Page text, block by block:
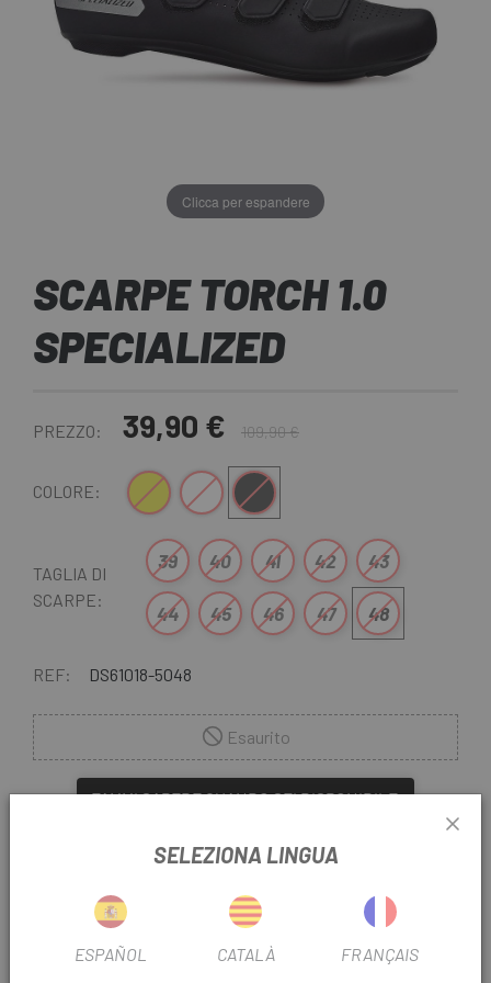
Clicca per espandere
SCARPE TORCH 1.0
SPECIALIZED
PREZZO: 39,90 € 109,90 €
COLORE: Giallo Bianco Nero
TAGLIA DI
SCARPE:
39 40 41 42 43
44 45 46 47 48
REF: DS61018-5048
Esaurito
FAMMI SAPERE QUANDO SEI DISPONIBILE.
Specialized: Torch 1.0, prestazioni al miglior prezzo!
Scarpe Torch 1.0 di Specialized
offrono un comfort
estremo:ergonomia Body Geometry
. Dispone di
chiusure Velcro® per una calzata ottimale e
PER SAPERNE DI PIÙ
SELEZIONA LINGUA
ESPAÑOL CATALÀ FRANÇAIS